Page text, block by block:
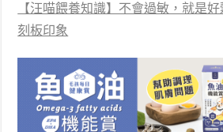
【汪喵餵養知識】不會過敏，就是
刻板印象